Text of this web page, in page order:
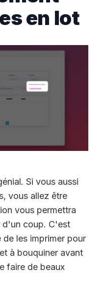
en lot
Si vous aussi
vous allez être
vous permettra
d'un coup. C'est
les imprimer pour
à bouquiner avant
faire de beaux